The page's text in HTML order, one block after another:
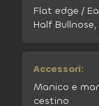
Flat edge /
Half
Accessori:
Manico e
cestino